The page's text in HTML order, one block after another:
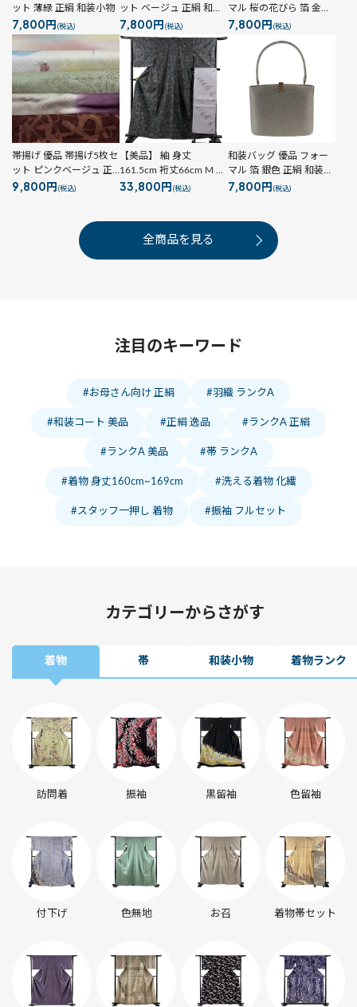
ット 薄緑 正絹 和装小物
7,800円(税込)
ット ベージュ 正絹 和装
小物
7,800円(税込)
マル 桜の花びら 箔 金色
正絹 和装小物
7,800円(税込)
帯揚げ 優品 帯揚げ5枚セ
ット ピンクベージュ 正
絹 和装小物
9,800円(税込)
【美品】 紬 身丈
161.5cm 裄丈66cm M 袷
名古屋帯セット 樹木 墨
33,800円(税込)
和装バッグ 優品 フォー
マル 箔 銀色 正絹 和装小
物
7,800円(税込)
全商品を見る
注目のキーワード
お母さん向け 正絹 羽織 ランクA
和装コート 美品 正絹 逸品 ランクA 正絹
ランクA 美品 帯 ランクA
着物 身丈160cm~169cm 洗える着物 化繊
スタッフ一押し 着物 振袖 フルセット
カテゴリーからさがす
着物 帯 和装小物 着物ランク
訪問着 振袖 黒留袖 色留袖
付下げ 色無地 お召 着物帯セット